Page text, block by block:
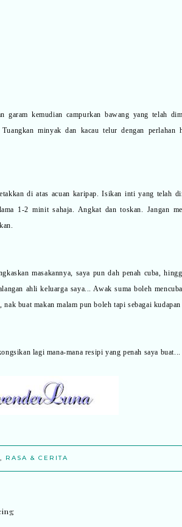
garam kemudian campurkan bawang yang telah
Tuangkan minyak dan kacau telur dengan
di atas acuan karipap. Isikan inti yang telah
1-2 minit sahaja. Angkat dan toskan. Jangan
masakannya, saya pun dah penah cuba,
ahli keluarga saya... Awak suma boleh
nak buat makan malam pun boleh tapi sebagai
lagi mana-mana resipi yang penah saya buat...
, RASA & CERITA